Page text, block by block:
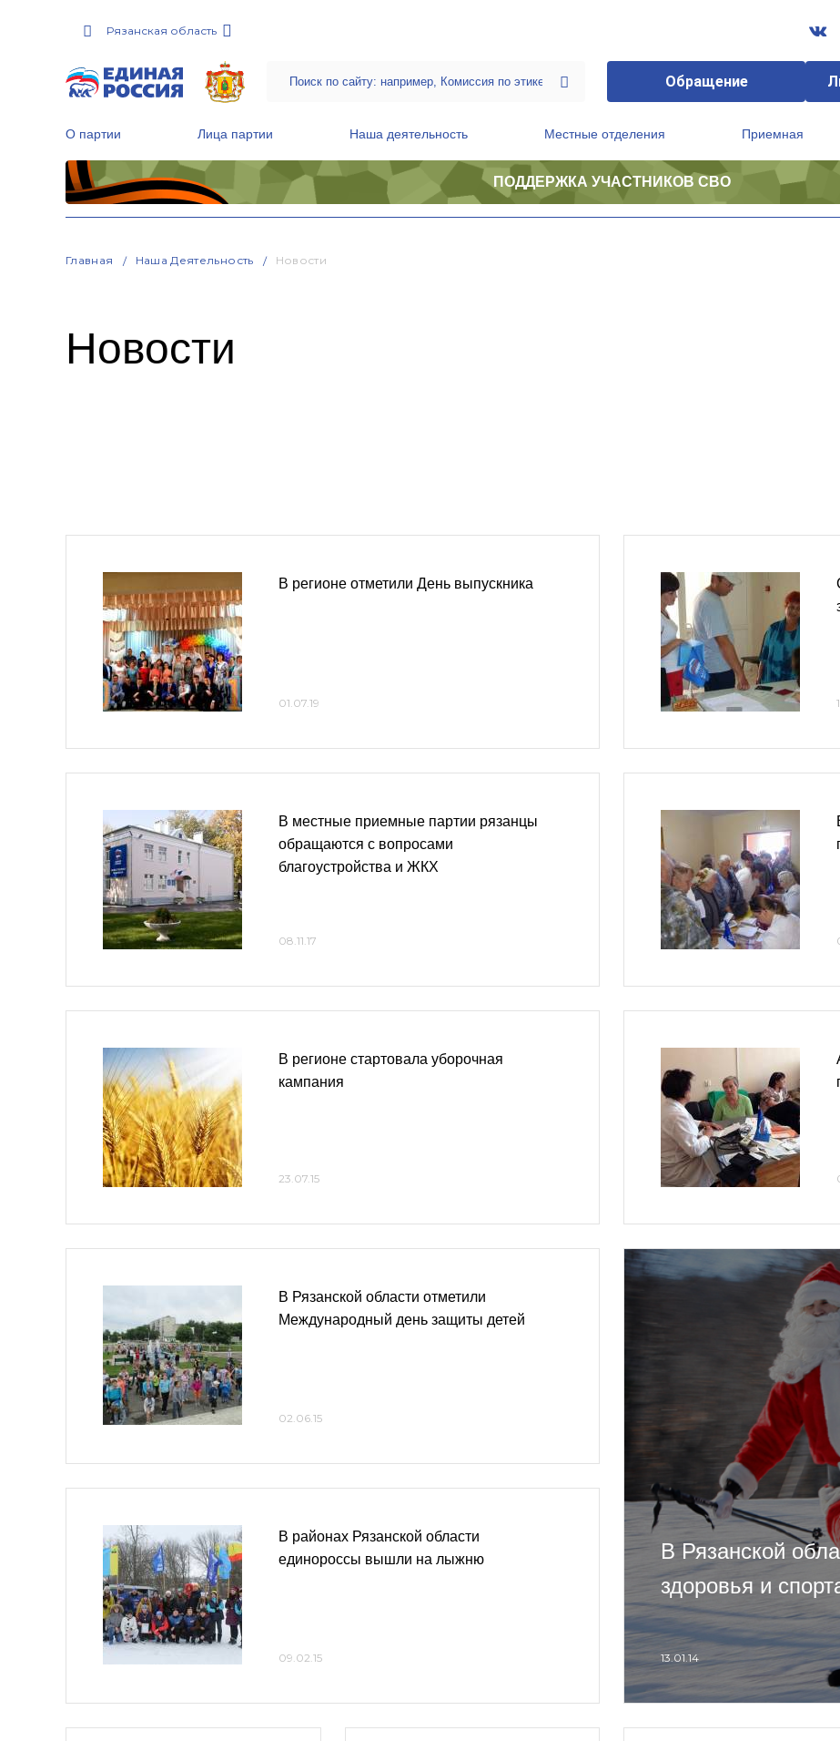
Рязанская область
Обращение
О партии Лица партии Наша деятельность Местные отделения Приемная
ПОДДЕРЖКА УЧАСТНИКОВ СВО
Главная Наша Деятельность Новости
Новости
В регионе отметили День выпускника
01.07.19
В местные приемные партии рязанцы
обращаются с вопросами
благоустройства и ЖКХ
08.11.17
В регионе стартовала уборочная
кампания
23.07.15
В Рязанской области отметили
Международный день защиты детей
02.06.15
В районах Рязанской области
единороссы вышли на лыжню
09.02.15
В Рязанской
здоровья и
13.01.14